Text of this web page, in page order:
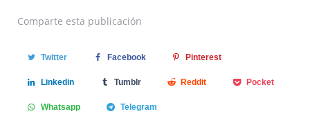
Comparte esta publicación
Twitter Facebook Pinterest
Linkedin Tumblr Reddit Pocket
Whatsapp Telegram